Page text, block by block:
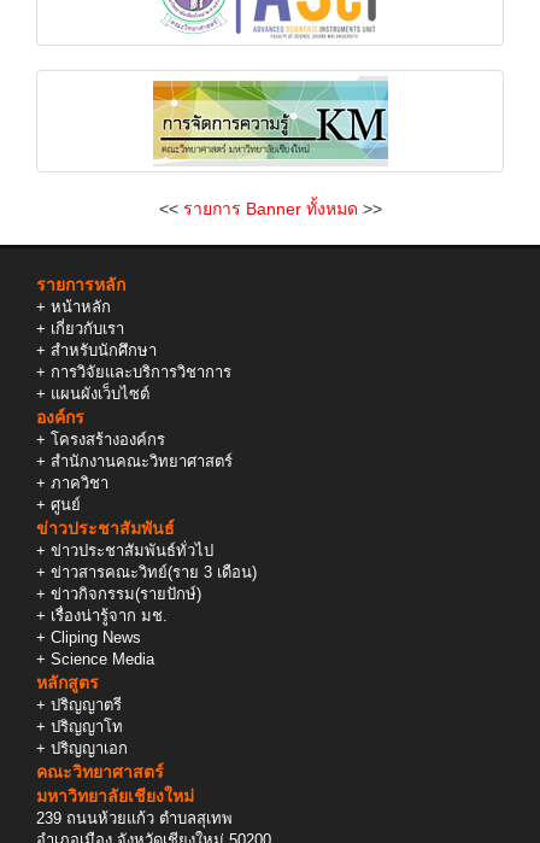
<< รายการ Banner ทั้งหมด >>
รายการหลัก
+ หน้าหลัก
+ เกี่ยวกับเรา
+ สำหรับนักศึกษา
+ การวิจัยและบริการวิชาการ
+ แผนผังเว็บไซต์
องค์กร
+ โครงสร้างองค์กร
+ สำนักงานคณะวิทยาศาสตร์
+ ภาควิชา
+ ศูนย์
ข่าวประชาสัมพันธ์
+ ข่าวประชาสัมพันธ์ทั่วไป
+ ข่าวสารคณะวิทย์(ราย 3 เดือน)
+ ข่าวกิจกรรม(รายปักษ์)
+ เรื่องน่ารู้จาก มช.
+ Cliping News
+ Science Media
หลักสูตร
+ ปริญญาตรี
+ ปริญญาโท
+ ปริญญาเอก
คณะวิทยาศาสตร์
มหาวิทยาลัยเชียงใหม่
239 ถนนห้วยแก้ว ตำบลสุเทพ